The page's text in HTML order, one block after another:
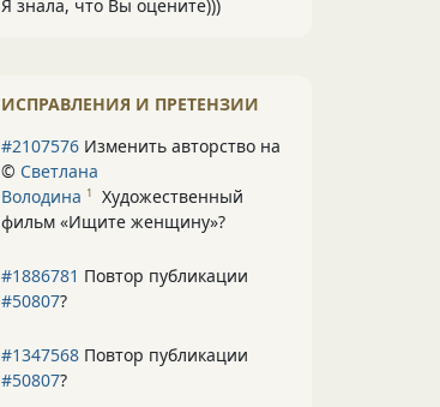
Я знала, что Вы оцените)))
ИСПРАВЛЕНИЯ И ПРЕТЕНЗИИ
#2107576 Изменить авторство на
© Светлана
Володина 1
Художественный
фильм «Ищите женщину»?
#1886781 Повтор публикации
#50807?
#1347568 Повтор публикации
#50807?